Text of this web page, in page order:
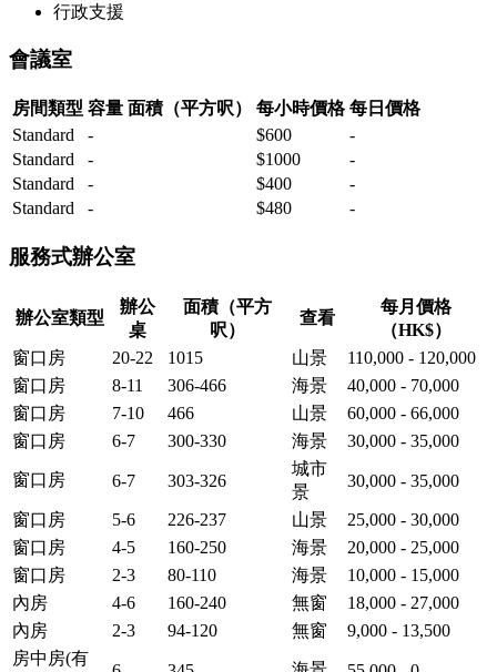
行政支援
會議室
房間類型 容量 面積（平方呎） 每小時價格 每日價格
Standard
- $600
-
Standard
- $1000
-
Standard
- $400
-
Standard
- $480 -
服務式辦公室
辦公室類型
辦公
桌
面積（平方
呎）
查看
每月價格
（HK$）
窗口房
20-22 1015 山景
110,000 - 120,000
窗口房
8-11 306-466 海景
40,000 - 70,000
窗口房
7-10 466 山景
60,000 - 66,000
窗口房
6-7 300-330 海景 30,000 - 35,000
窗口房 6-7 303-326
城市
景
30,000 - 35,000
窗口房 5-6 226-237 山景
25,000 - 30,000
窗口房
4-5 160-250 海景
20,000 - 25,000
窗口房
2-3 80-110 海景
10,000 - 15,000
內房
4-6 160-240 無窗
18,000 - 27,000
內房
2-3 94-120 無窗
9,000 - 13,500
房中房(有